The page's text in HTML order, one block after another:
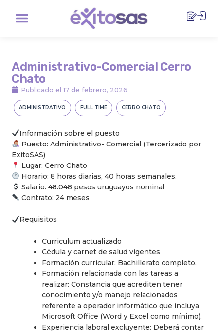
Menu
Administrativo-Comercial Cerro
Chato
Publicado el 17 de febrero, 2026
ADMINISTRATIVO FULL TIME CERRO CHATO
Información sobre el puesto
Puesto: Administrativo- Comercial (Tercerizado por
ExitoSAS)
Lugar: Cerro Chato
Horario: 8 horas diarias, 40 horas semanales.
Salario: 48.048 pesos uruguayos nominal
Contrato: 24 meses
Requisitos
Curriculum actualizado
Cédula y carnet de salud vigentes
Formación curricular: Bachillerato completo.
Formación relacionada con las tareas a
realizar: Constancia que acrediten tener
conocimiento y/o manejo relacionados
referente a operador informático que incluya
Microsoft Office (Word y Excel como mínimo).
Experiencia laboral excluyente: Deberá contar